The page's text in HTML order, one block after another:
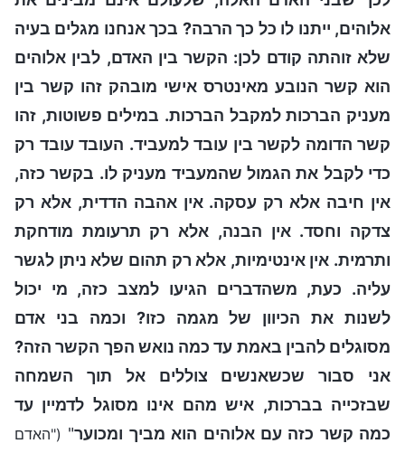
אלוהים, ייתנו לו כל כך הרבה? בכך אנחנו מגלים בעיה
שלא זוהתה קודם לכן: הקשר בין האדם, לבין אלוהים
הוא קשר הנובע מאינטרס אישי מובהק זהו קשר בין
מעניק הברכות למקבל הברכות. במילים פשוטות, זהו
קשר הדומה לקשר בין עובד למעביד. העובד עובד רק
כדי לקבל את הגמול שהמעביד מעניק לו. בקשר כזה,
אין חיבה אלא רק עסקה. אין אהבה הדדית, אלא רק
צדקה וחסד. אין הבנה, אלא רק תרעומת מודחקת
ותרמית. אין אינטימיות, אלא רק תהום שלא ניתן לגשר
עליה. כעת, משהדברים הגיעו למצב כזה, מי יכול
לשנות את הכיוון של מגמה כזו? וכמה בני אדם
מסוגלים להבין באמת עד כמה נואש הפך הקשר הזה?
אני סבור שכשאנשים צוללים אל תוך השמחה
שבזכייה בברכות, איש מהם אינו מסוגל לדמיין עד
כמה קשר כזה עם אלוהים הוא מביך ומכוער" ("האדם